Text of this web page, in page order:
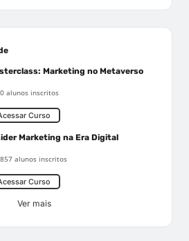
Marketing no Metaverso
0 alunos inscritos
Curso
Marketing na Era Digital
857 alunos inscritos
Curso
Ver mais